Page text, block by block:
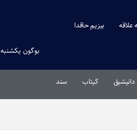
علاقه بیزیم حاقدا
بوگون یکشنبه ۱۸ مرداد ۱۴۰۵
دانیشیق کیتاب سند